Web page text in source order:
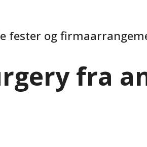
fester og
fra